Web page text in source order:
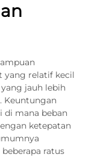
yang relatif kecil
jauh lebih
Keuntungan
di mana beban
ketepatan
ratus